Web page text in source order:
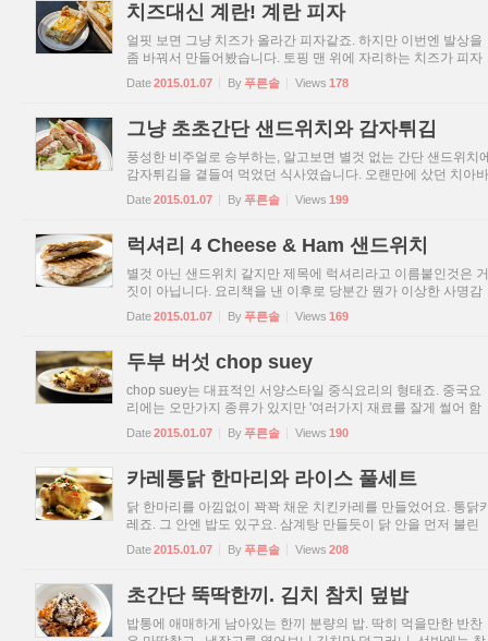
치즈대신 계란! 계란 피자
얼핏 보면 그냥 치즈가 올라간 피자같죠. 하지만 이번엔 발상을
좀 바꿔서 만들어봤습니다. 토핑 맨 위에 자리하는 치즈가 피자
의 완성인데, 치즈 말고 딴걸 써보면 어떨까. 치즈처럼 익으면서
재료 전체를 굳혀주는 것. 계란이 떠오르더군요. 물론 피자 위
Date2015.01.07 By 푸른솔 Views 178
그냥 초초간단 샌드위치와 감자튀김
풍성한 비주얼로 승부하는, 알고보면 별것 없는 간단 샌드위치
감자튀김을 곁들여 먹었던 식사였습니다. 오랜만에 샀던 치아바
타가 양이 꽤 많아서 많이 남아서요. 속재료는 두가지. 하나는 구
운 돼지고기를 얇게 썰은 슁켄. 로스트비프의 돼지고기 버전이...
Date2015.01.07 By 푸른솔 Views 199
럭셔리 4 Cheese & Ham 샌드위치
별것 아닌 샌드위치 같지만 제목에 럭셔리라고 이름붙인것은 거
짓이 아닙니다. 요리책을 낸 이후로 당분간 뭔가 이상한 사명감
같은데에 사로잡혀 왠만하면 이 블로그에 포스팅하는 음식은 보
러 오시는 분들이 보고 따라할만 한 음식들을 올려야 해! 라는 생
Date2015.01.07 By 푸른솔 Views 169
두부 버섯 chop suey
chop suey는 대표적인 서양스타일 중식요리의 형태죠. 중국요
리에는 오만가지 종류가 있지만 '여러가지 재료를 잘게 썰어 함
께 볶는다'라는 형식으로 다양하게 재료 바꿔가며 만드는 한 스
타일의 요리가 서양의 대중적인 중화풍 볶음요리가 되었습니다.
Date2015.01.07 By 푸른솔 Views 190
카레통닭 한마리와 라이스 풀세트
닭 한마리를 아낌없이 꽉꽉 채운 치킨카레를 만들었어요. 통닭
레죠. 그 안엔 밥도 있구요. 삼계탕 만들듯이 닭 안을 먼저 불린
찹쌀과 생마늘로 채워줍니다. 양쪽 껍질에 칼집을 내어 닭다리
고정. 푹 끓여줘야겠죠. 끓기 시작하면 여기에 카레 파우더를
Date2015.01.07 By 푸른솔 Views 208
초간단 뚝딱한끼. 김치 참치 덮밥
밥통에 애매하게 남아있는 한끼 분량의 밥. 딱히 먹을만한 반찬